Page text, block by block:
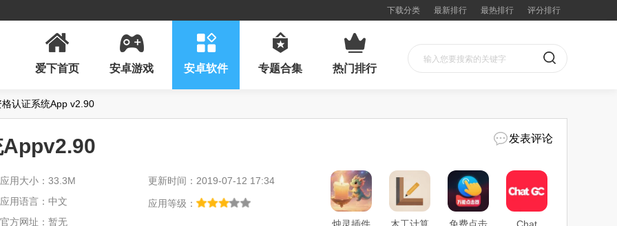
下载分类 最新排行 最热排行 评分排行
爱下首页 安卓游戏 安卓软件 专题合集 热门排行
认证系统App v2.90
Appv2.90 发表评论
应用大小：33.3M
更新时间：2019-07-12 17:34
应用语言：中文
应用等级：
官方网址：暂无